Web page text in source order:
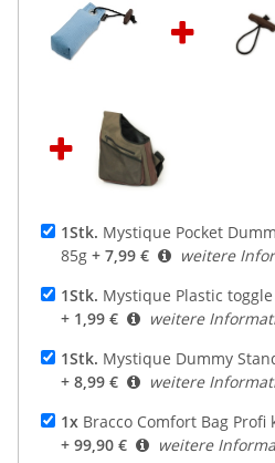
1Stk. Mystique Pocket
85g + 7,99 €
weitere
1Stk. Mystique Plastic
+ 1,99 €
weitere
1Stk. Mystique Dummy
+ 8,99 €
weitere
1x Bracco Comfort Bag
+ 99,90 €
weitere